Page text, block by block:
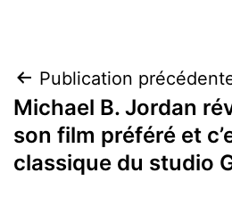
Navigation
de
l’article
Publication
Michael B. Jordan
son film préféré et
classique du studio